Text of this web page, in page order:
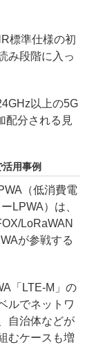
標準仕様の初
み段階に入っ
以上の5G
配分される見
用事例
（低消費電
LPWA）は、
LoRaWAN
が参戦する
「LTE-M」の
ルでネットワ
自治体などが
むケースも増